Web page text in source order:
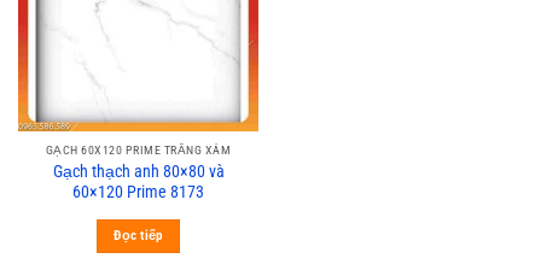
GẠCH 60X120 PRIME TRẮNG XÁM
Gạch thạch anh 80×80 và
60×120 Prime 8173
Đọc tiếp